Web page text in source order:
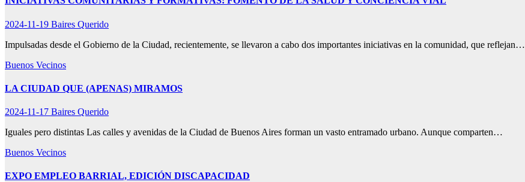
2024-11-19 Baires Querido
Impulsadas desde el Gobierno de la Ciudad, recientemente, se llevaron a cabo dos importantes iniciativas en la comunidad, que reflejan…
Buenos Vecinos
LA CIUDAD QUE (APENAS) MIRAMOS
2024-11-17 Baires Querido
Iguales pero distintas Las calles y avenidas de la Ciudad de Buenos Aires forman un vasto entramado urbano. Aunque comparten…
Buenos Vecinos
EXPO EMPLEO BARRIAL, EDICIÓN DISCAPACIDAD